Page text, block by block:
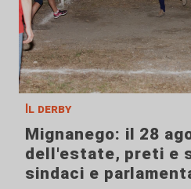
Il derby
Mignanego: il 28
dell'estate, preti e
sindaci e